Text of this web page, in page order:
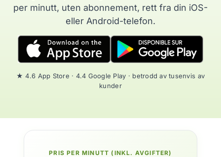
per minutt, uten abonnement, rett fra din iOS-
eller Android-telefon.
★ 4.6 App Store · 4.4 Google Play · betrodd av tusenvis av
kunder
PRIS PER MINUTT (INKL. AVGIFTER)